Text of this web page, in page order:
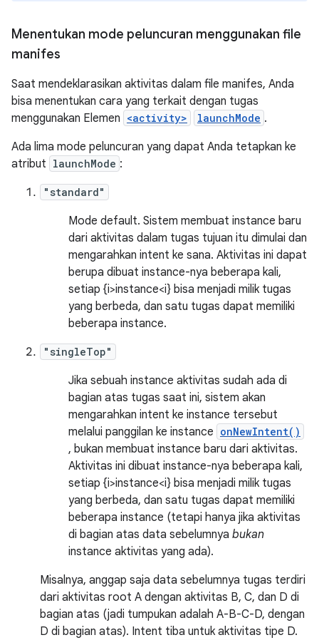
Menentukan mode peluncuran menggunakan file
manifes
Saat mendeklarasikan aktivitas dalam file manifes, Anda
bisa menentukan cara yang terkait dengan tugas
menggunakan Elemen <activity> launchMode .
Ada lima mode peluncuran yang dapat Anda tetapkan ke
atribut launchMode :
"standard"
Mode default. Sistem membuat instance baru
dari aktivitas dalam tugas tujuan itu dimulai dan
mengarahkan intent ke sana. Aktivitas ini dapat
berupa dibuat instance-nya beberapa kali,
setiap {i>instance<i} bisa menjadi milik tugas
yang berbeda, dan satu tugas dapat memiliki
beberapa instance.
"singleTop"
Jika sebuah instance aktivitas sudah ada di
bagian atas tugas saat ini, sistem akan
mengarahkan intent ke instance tersebut
melalui panggilan ke instance onNewIntent()
, bukan membuat instance baru dari aktivitas.
Aktivitas ini dibuat instance-nya beberapa kali,
setiap {i>instance<i} bisa menjadi milik tugas
yang berbeda, dan satu tugas dapat memiliki
beberapa instance (tetapi hanya jika aktivitas
di bagian atas data sebelumnya bukan
instance aktivitas yang ada).
Misalnya, anggap saja data sebelumnya tugas terdiri
dari aktivitas root A dengan aktivitas B, C, dan D di
bagian atas (jadi tumpukan adalah A-B-C-D, dengan
D di bagian atas). Intent tiba untuk aktivitas tipe D.